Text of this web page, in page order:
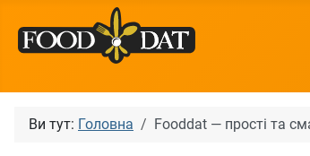
Ви тут: Головна Fooddat — прості та